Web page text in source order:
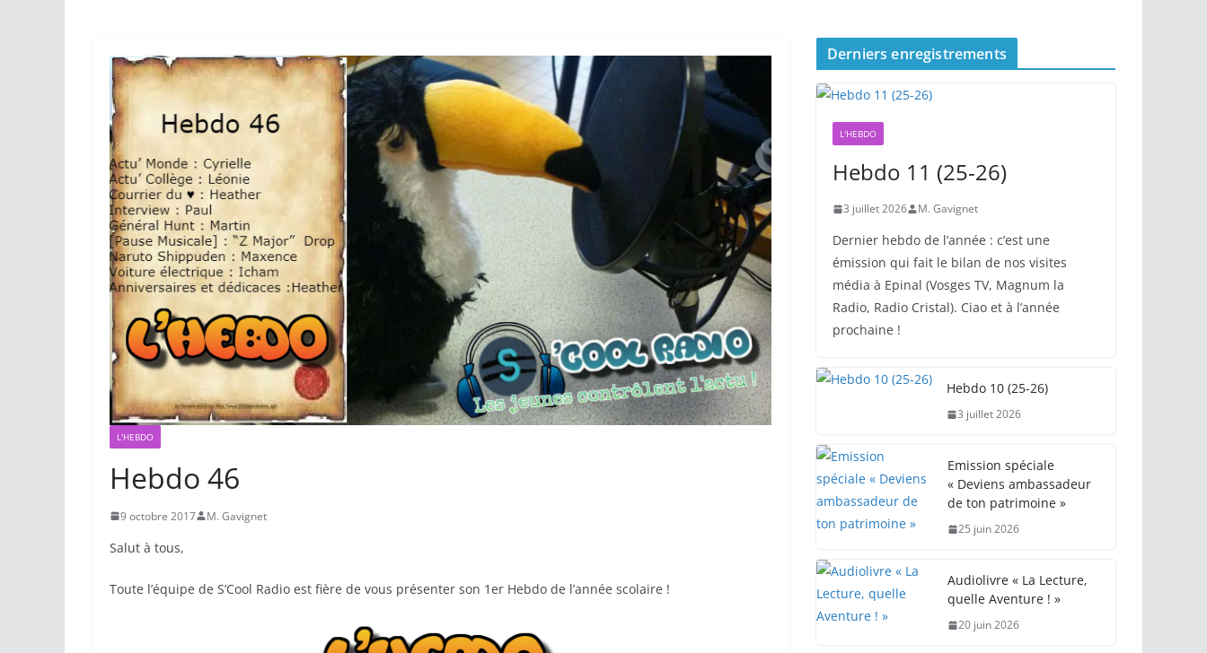
L'HEBDO
Hebdo 46
9 octobre 2017 M. Gavignet
Salut à tous,
Toute l’équipe de S’Cool Radio est fière de vous présenter son 1er Hebdo de l’année scolaire !
Derniers enregistrements
L'HEBDO
Hebdo 11 (25-26)
3 juillet 2026 M. Gavignet
Dernier hebdo de l’année : c’est une
émission qui fait le bilan de nos visites
média à Epinal (Vosges TV, Magnum la
Radio, Radio Cristal). Ciao et à l’année
prochaine !
Hebdo 10 (25-26)
3 juillet 2026
Emission spéciale
« Deviens ambassadeur
de ton patrimoine »
25 juin 2026
Audiolivre « La Lecture,
quelle Aventure ! »
20 juin 2026